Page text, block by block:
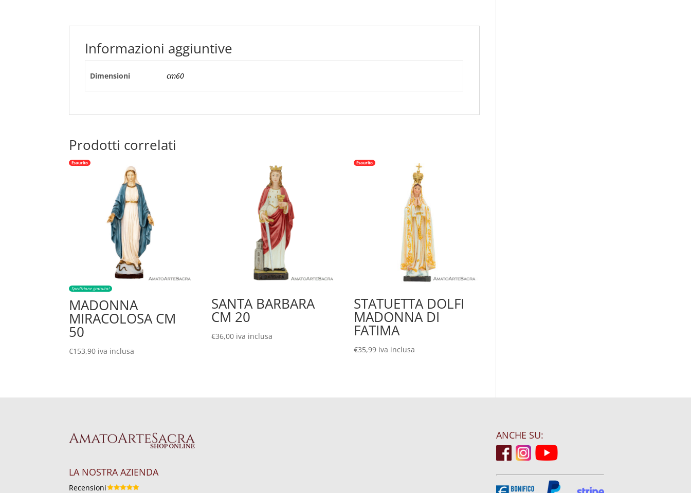
Informazioni aggiuntive
Dimensioni cm60
Prodotti correlati
Esaurito
Spedizione gratuita!
MADONNA
MIRACOLOSA CM
50
€153,90 iva inclusa
SANTA BARBARA
CM 20
€36,00 iva inclusa
Esaurito
STATUETTA DOLFI
MADONNA DI
FATIMA
€35,99 iva inclusa
LA NOSTRA AZIENDA
Recensioni
ANCHE SU: